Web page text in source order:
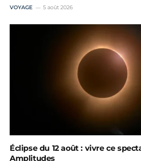
VOYAGE 5 août 2026
Éclipse du 12 août : vivre ce
Amplitudes